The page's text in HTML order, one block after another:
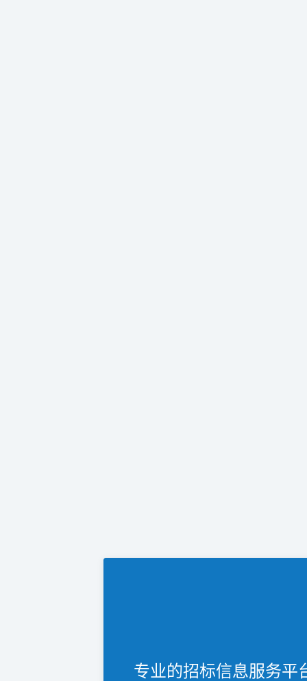
专业的招标信息服务平